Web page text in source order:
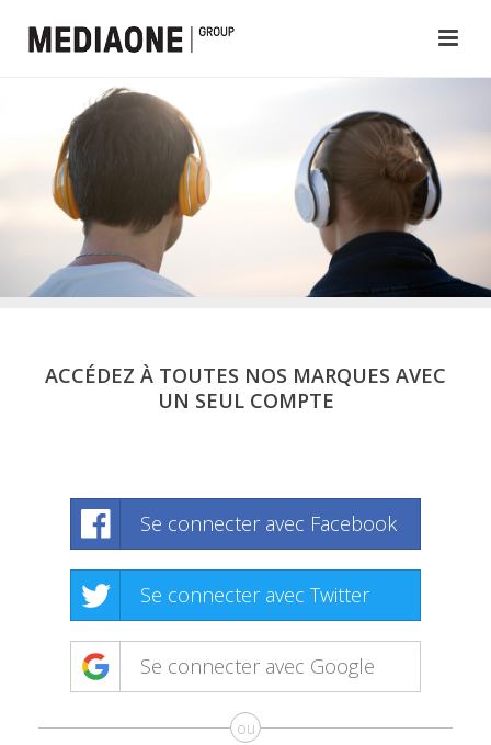
ACCÉDEZ À TOUTES NOS MARQUES AVEC
UN SEUL COMPTE
Se connecter avec Facebook
Se connecter avec Twitter
Se connecter avec Google
ou